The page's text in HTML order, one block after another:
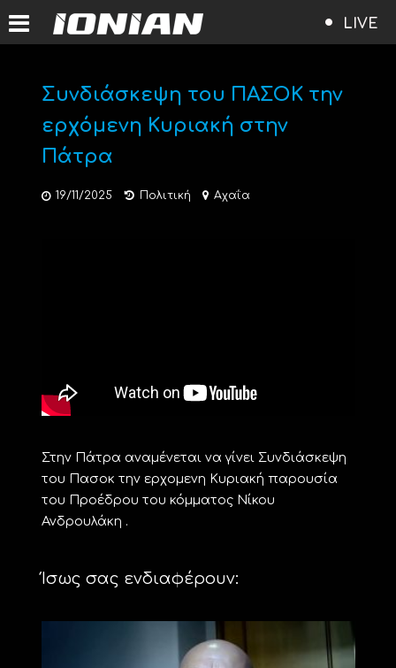
LIVE
Συνδιάσκεψη του ΠΑΣΟΚ την
ερχόμενη Κυριακή στην
Πάτρα
19/11/2025 Πολιτική Αχαΐα
Στην Πάτρα αναμένεται να γίνει Συνδιάσκεψη
του Πασοκ την ερχομενη Κυριακή παρουσία
του Προέδρου του κόμματος Νίκου
Ανδρουλάκη .
Ίσως σας ενδιαφέρουν: